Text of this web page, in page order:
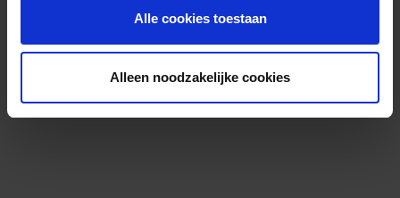
Alle cookies toestaan
Alleen noodzakelijke cookies